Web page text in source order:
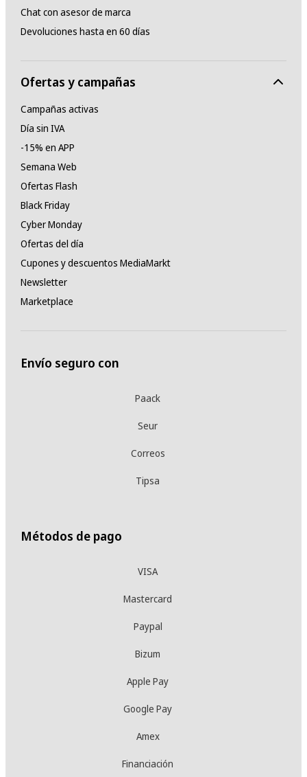
Chat con asesor de marca
Devoluciones hasta en 60 días
Ofertas y campañas
Campañas activas
Día sin IVA
-15% en APP
Semana Web
Ofertas Flash
Black Friday
Cyber Monday
Ofertas del día
Cupones y descuentos MediaMarkt
Newsletter
Marketplace
Envío seguro con
Paack
Seur
Correos
Tipsa
Métodos de pago
VISA
Mastercard
Paypal
Bizum
Apple Pay
Google Pay
Amex
Financiación